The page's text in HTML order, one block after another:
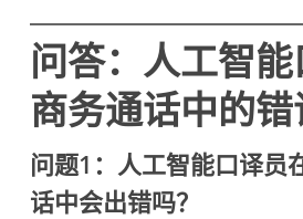
问答：人工智
商务通话中的
问题1：人工智能口译员
话中会出错吗？